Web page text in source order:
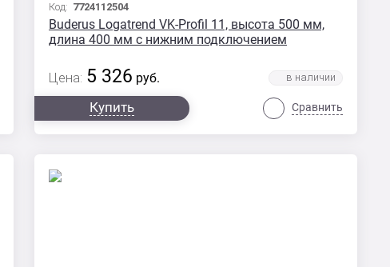
Код: 7724112504
Buderus Logatrend VK-Profil 11, высота 500 мм,
длина 400 мм с нижним подключением
Цена: 5 326 руб.
Купить Сравнить